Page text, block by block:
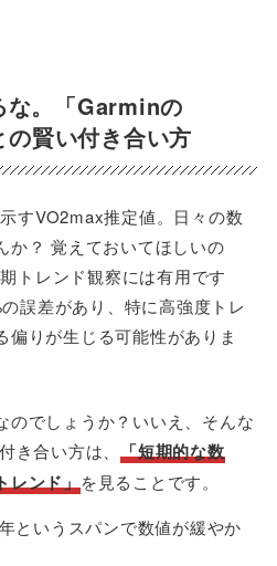
な。「Garminの
賢い付き合い方
すVO2max推定値。日々の数
か？ 覚えておいてほしいの
トレンド観察には有用です
誤差があり、特に高強度トレ
偏りが生じる可能性がありま
のでしょうか？いいえ、そんな
き合い方は、 「短期的な数
レンド」を見ることです。
というスパンで数値が緩やか